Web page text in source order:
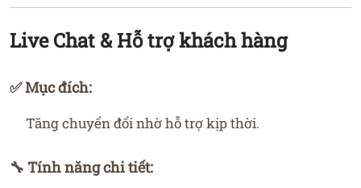
Live Chat & Hỗ trợ khách hàng
✅ Mục đích:
Tăng chuyển đổi nhờ hỗ trợ kịp thời.
🔧 Tính năng chi tiết: